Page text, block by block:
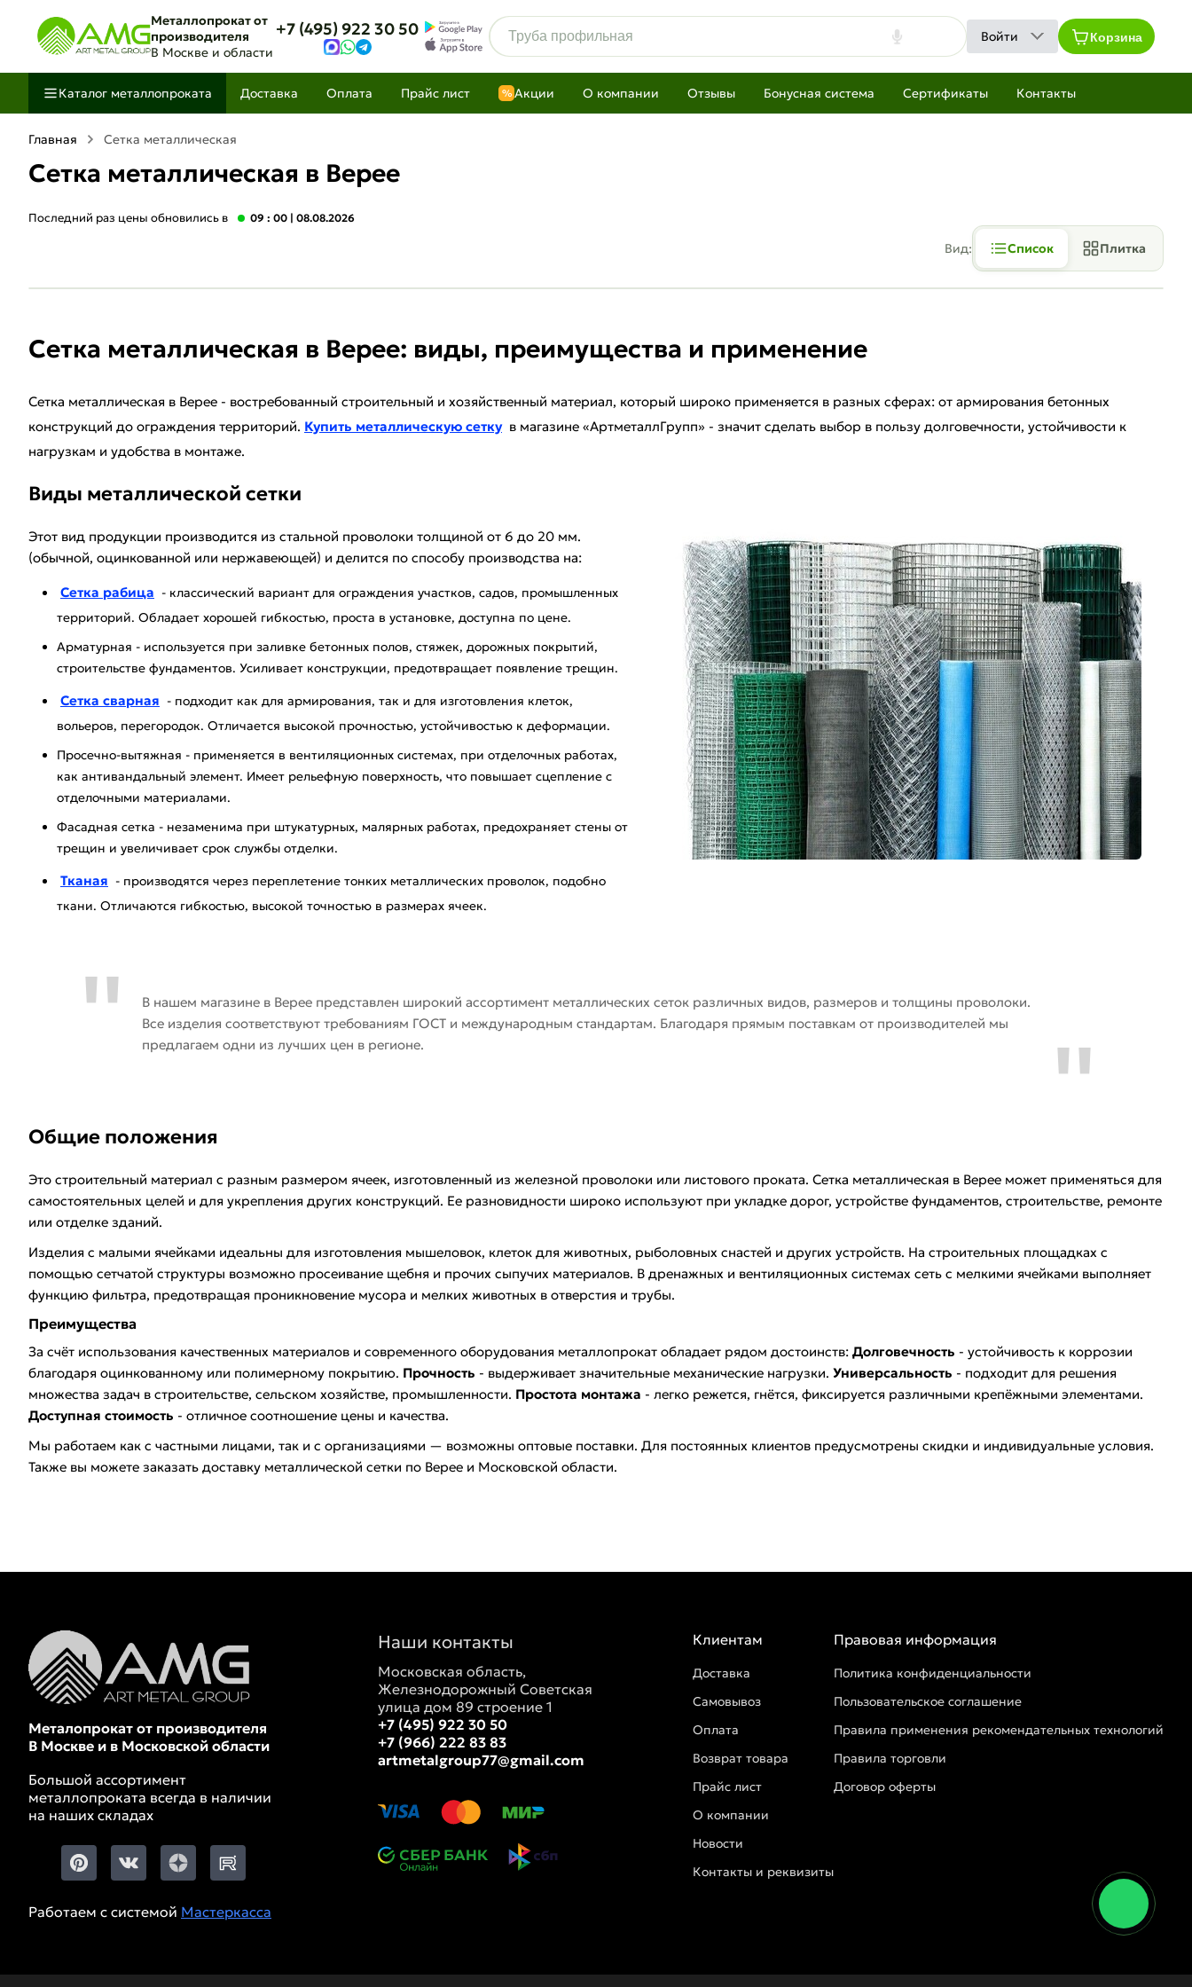
Металлопрокат от
производителя
В Москве и области
+7 (495) 922 30 50 Войти Корзина
Каталог металлопроката Доставка Оплата Прайс лист % Акции О компании Отзывы Бонусная система Сертификаты Контакты
Главная Сетка металлическая
Сетка металлическая в Верее
Последний раз цены обновились в 09 : 00 | 08.08.2026
Вид: Список Плитка
Сетка металлическая в Верее: виды, преимущества и применение
Сетка металлическая в Верее - востребованный строительный и хозяйственный материал, который широко применяется в разных сферах: от армирования бетонных
конструкций до ограждения территорий. Купить металлическую сетку в магазине «АртметаллГрупп» - значит сделать выбор в пользу долговечности, устойчивости к
нагрузкам и удобства в монтаже.
Виды металлической сетки
Этот вид продукции производится из стальной проволоки толщиной от 6 до 20 мм.
(обычной, оцинкованной или нержавеющей) и делится по способу производства на:
Сетка рабица - классический вариант для ограждения участков, садов, промышленных
территорий. Обладает хорошей гибкостью, проста в установке, доступна по цене.
Арматурная - используется при заливке бетонных полов, стяжек, дорожных покрытий,
строительстве фундаментов. Усиливает конструкции, предотвращает появление трещин.
Сетка сварная - подходит как для армирования, так и для изготовления клеток,
вольеров, перегородок. Отличается высокой прочностью, устойчивостью к деформации.
Просечно-вытяжная - применяется в вентиляционных системах, при отделочных работах,
как антивандальный элемент. Имеет рельефную поверхность, что повышает сцепление с
отделочными материалами.
Фасадная сетка - незаменима при штукатурных, малярных работах, предохраняет стены от
трещин и увеличивает срок службы отделки.
Тканая - производятся через переплетение тонких металлических проволок, подобно
ткани. Отличаются гибкостью, высокой точностью в размерах ячеек.
В нашем магазине в Верее представлен широкий ассортимент металлических сеток различных видов, размеров и толщины проволоки.
Все изделия соответствуют требованиям ГОСТ и международным стандартам. Благодаря прямым поставкам от производителей мы
предлагаем одни из лучших цен в регионе.
Общие положения
Это строительный материал с разным размером ячеек, изготовленный из железной проволоки или листового проката. Сетка металлическая в Верее может применяться для
самостоятельных целей и для укрепления других конструкций. Ее разновидности широко используют при укладке дорог, устройстве фундаментов, строительстве, ремонте
или отделке зданий.
Изделия с малыми ячейками идеальны для изготовления мышеловок, клеток для животных, рыболовных снастей и других устройств. На строительных площадках с
помощью сетчатой структуры возможно просеивание щебня и прочих сыпучих материалов. В дренажных и вентиляционных системах сеть с мелкими ячейками выполняет
функцию фильтра, предотвращая проникновение мусора и мелких животных в отверстия и трубы.
Преимущества
За счёт использования качественных материалов и современного оборудования металлопрокат обладает рядом достоинств: Долговечность - устойчивость к коррозии
благодаря оцинкованному или полимерному покрытию. Прочность - выдерживает значительные механические нагрузки. Универсальность - подходит для решения
множества задач в строительстве, сельском хозяйстве, промышленности. Простота монтажа - легко режется, гнётся, фиксируется различными крепёжными элементами.
Доступная стоимость - отличное соотношение цены и качества.
Мы работаем как с частными лицами, так и с организациями — возможны оптовые поставки. Для постоянных клиентов предусмотрены скидки и индивидуальные условия.
Также вы можете заказать доставку металлической сетки по Верее и Московской области.
Металопрокат от производителя
В Москве и в Московской области
Большой ассортимент
металлопроката всегда в наличии
на наших складах
Работаем с системой Мастеркасса
Наши контакты
Московская область,
Железнодорожный Советская
улица дом 89 строение 1
+7 (495) 922 30 50
+7 (966) 222 83 83
artmetalgroup77@gmail.com
Клиентам
Доставка
Самовывоз
Оплата
Возврат товара
Прайс лист
О компании
Новости
Контакты и реквизиты
Правовая информация
Политика конфиденциальности
Пользовательское соглашение
Правила применения рекомендательных технологий
Правила торговли
Договор оферты